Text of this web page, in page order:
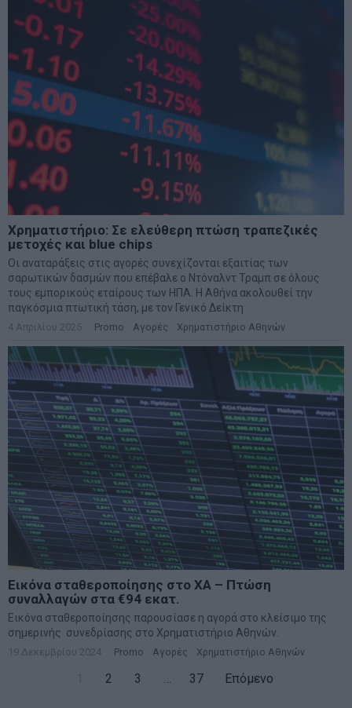
Χρηματιστήριο: Σε ελεύθερη πτώση τραπεζικές
μετοχές και blue chips
Οι αναταράξεις στις αγορές συνεχίζονται εξαιτίας των
σαρωτικών δασμών που επέβαλε ο Ντόναλντ Τραμπ σε όλους
τους εμπορικούς εταίρους των ΗΠΑ. Η Αθήνα ακολουθεί την
παγκόσμια πτωτική τάση, με τον Γενικό Δείκτη
4 Απριλίου 2025 Promo Αγορές Χρηματιστήριο Αθηνών
Εικόνα σταθεροποίησης στο ΧΑ – Πτώση
συναλλαγών στα €94 εκατ.
Εικόνα σταθεροποίησης παρουσίασε η αγορά στο κλείσιμο της
σημερινής συνεδρίασης στο Χρηματιστήριο Αθηνών.
19 Δεκεμβρίου 2024 Promo Αγορές Χρηματιστήριο Αθηνών
2 3 … 37 Επόμενο